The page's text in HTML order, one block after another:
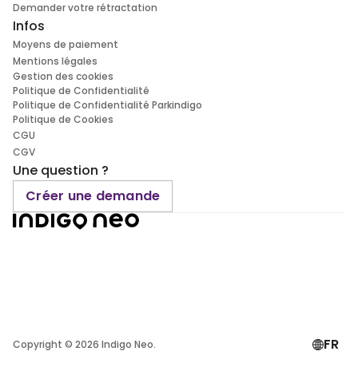
Demander votre rétractation
Infos
Moyens de paiement
Mentions légales
Gestion des cookies
Politique de Confidentialité
Politique de Confidentialité Parkindigo
Politique de Cookies
CGU
CGV
Une question ?
Créer une demande
Copyright © 2026 Indigo Neo. FR